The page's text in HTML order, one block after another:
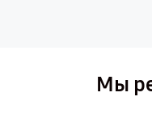
Мы